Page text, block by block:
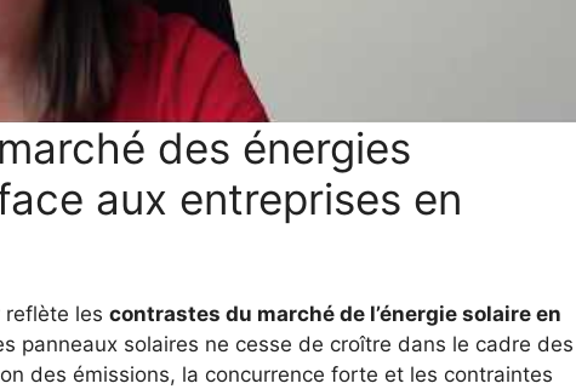
des énergies
aux entreprises en
reflète les contrastes du marché de l’énergie solaire en
panneaux solaires ne cesse de croître dans le cadre des
des émissions, la concurrence forte et les contraintes